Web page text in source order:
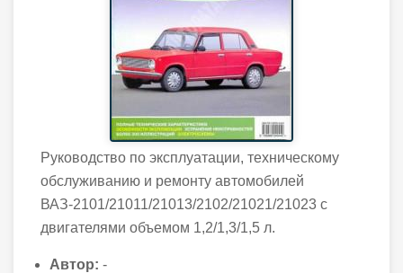
Руководство по эксплуатации, техническому
обслуживанию и ремонту автомобилей
ВАЗ-2101/21011/21013/2102/21021/21023 с
двигателями объемом 1,2/1,3/1,5 л.
Автор: -